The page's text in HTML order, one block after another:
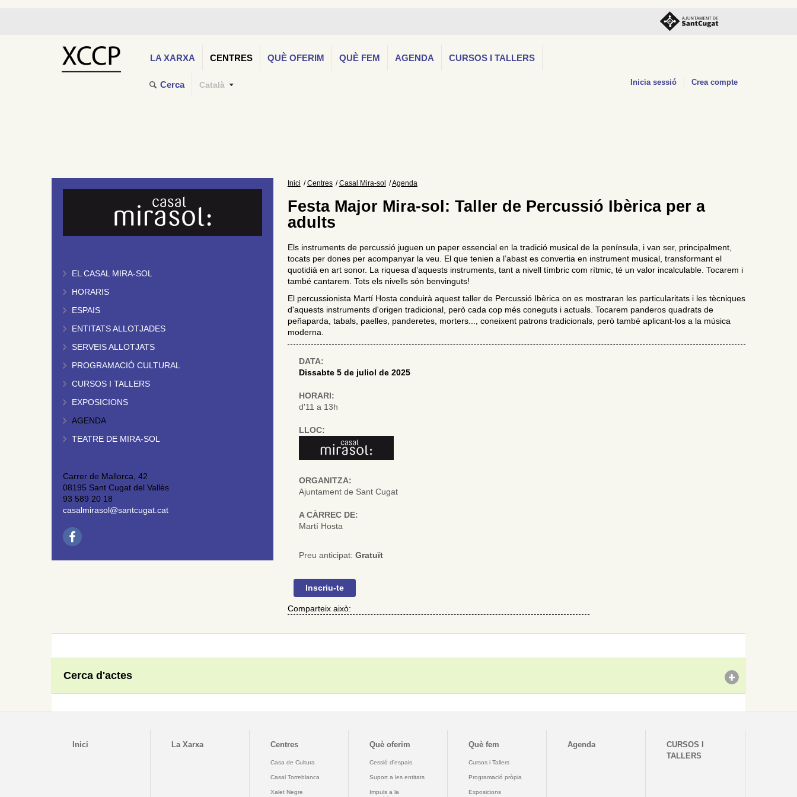
LA XARXA CENTRES QUÈ OFERIM QUÈ FEM AGENDA CURSOS I TALLERS
Cerca Català Inicia sessió Crea compte
EL CASAL MIRA-SOL
HORARIS
ESPAIS
ENTITATS ALLOTJADES
SERVEIS ALLOTJATS
PROGRAMACIÓ CULTURAL
CURSOS I TALLERS
EXPOSICIONS
AGENDA
TEATRE DE MIRA-SOL
Carrer de Mallorca, 42
08195 Sant Cugat del Vallès
93 589 20 18
casalmirasol@santcugat.cat
Inici Centres Casal Mira-sol Agenda
Festa Major Mira-sol: Taller de Percussió Ibèrica per a
adults
Els instruments de percussió juguen un paper essencial en la tradició musical de la península, i van ser, principalment,
tocats per dones per acompanyar la veu. El que tenien a l’abast es convertia en instrument musical, transformant el
quotidià en art sonor. La riquesa d’aquests instruments, tant a nivell tímbric com rítmic, té un valor incalculable. Tocarem i
també cantarem. Tots els nivells són benvinguts!
El percussionista Martí Hosta conduirà aquest taller de Percussió Ibèrica on es mostraran les particularitats i les tècniques
d'aquests instruments d'origen tradicional, però cada cop més coneguts i actuals. Tocarem panderos quadrats de
peñaparda, tabals, paelles, panderetes, morters..., coneixent patrons tradicionals, però també aplicant-los a la música
moderna.
DATA:
Dissabte 5 de juliol de 2025
HORARI:
d'11 a 13h
LLOC:
ORGANITZA:
Ajuntament de Sant Cugat
A CÀRREC DE:
Martí Hosta
Preu anticipat: Gratuït
Inscriu-te
Comparteix això:
Cerca d'actes
Inici La Xarxa Centres
Casa de Cultura
Casal Torreblanca
Xalet Negre
Què oferim
Cessió d'espais
Suport a les entitats
Impuls a la
Què fem
Cursos i Tallers
Programació pròpia
Exposicions
Agenda
CURSOS I
TALLERS